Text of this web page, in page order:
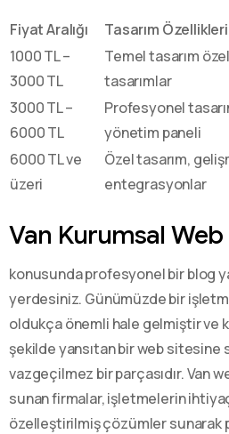
Fiyat Aralığı
Tasarım Özellikleri
1000 TL –
3000 TL
Temel tasarım
tasarımlar
3000 TL –
6000 TL
Profesyonel
yönetim paneli
6000 TL ve
üzeri
Özel tasarım,
entegrasyonlar
Van Kurumsal Web
konusunda profesyonel bir blog
yerdesiniz. Günümüzde bir
oldukça önemli hale gelmiştir ve
şekilde yansıtan bir web sitesine
vazgeçilmez bir parçasıdır. Van
sunan firmalar, işletmelerin
özelleştirilmiş çözümler sunarak